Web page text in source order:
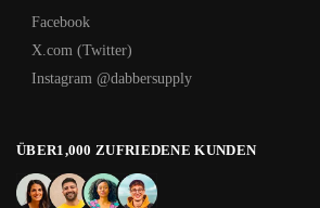
Facebook
X.com (Twitter)
Instagram @dabbersupply
ÜBER1,000 ZUFRIEDENE KUNDEN